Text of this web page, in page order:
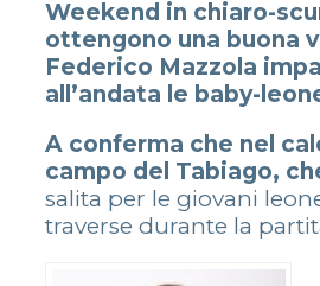
Weekend in chiaro-
ottengono una buona
Federico Mazzola
all’andata le baby-
A conferma che nel
campo del Tabiago,
salita per le giovani
traverse durante la